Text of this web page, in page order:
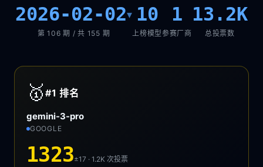
2026-02-02▾
第 106 期 / 共 155 期
10
上榜模型
1
参赛厂商
13.2K
总投票数
🥇 #1排名
gemini-3-pro
GOOGLE
1323±17 · 1.2K次投票